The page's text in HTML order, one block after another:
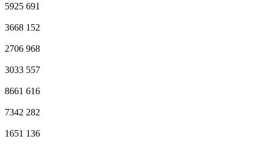
5925 691
3668 152
2706 968
3033 557
8661 616
7342 282
1651 136